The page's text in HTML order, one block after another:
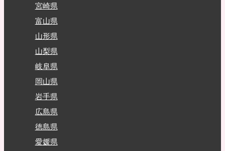
宮崎県
富山県
山形県
山梨県
岐阜県
岡山県
岩手県
広島県
徳島県
愛媛県